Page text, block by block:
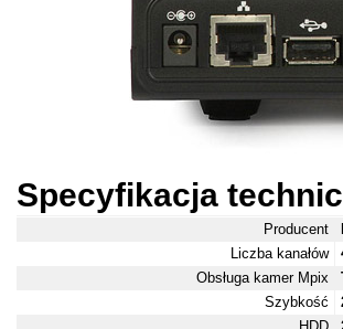
Specyfikacja
Producent
Liczba kanałów
Obsługa kamer Mpix
Szybkość